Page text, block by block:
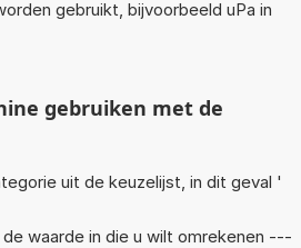
gebruikt, bijvoorbeeld uPa in
gebruiken met de
uit de keuzelijst, in dit geval '
waarde in die u wilt omrekenen ---